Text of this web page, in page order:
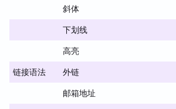
斜体
下划线
高亮
链接语法 外链
邮箱地址